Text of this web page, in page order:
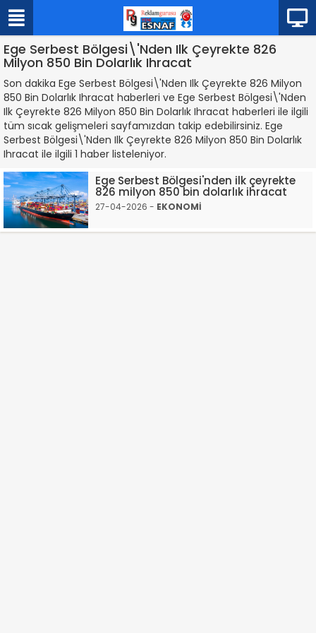
Ege Serbest Bölgesi\'Nden Ilk Çeyrekte 826
Milyon 850 Bin Dolarlık Ihracat
Son dakika Ege Serbest Bölgesi\'Nden Ilk Çeyrekte 826 Milyon
850 Bin Dolarlık Ihracat haberleri ve Ege Serbest Bölgesi\'Nden
Ilk Çeyrekte 826 Milyon 850 Bin Dolarlık Ihracat haberleri ile ilgili
tüm sıcak gelişmeleri sayfamızdan takip edebilirsiniz. Ege
Serbest Bölgesi\'Nden Ilk Çeyrekte 826 Milyon 850 Bin Dolarlık
Ihracat ile ilgili 1 haber listeleniyor.
Ege Serbest Bölgesi'nden ilk çeyrekte
826 milyon 850 bin dolarlık ihracat
27-04-2026 - EKONOMİ